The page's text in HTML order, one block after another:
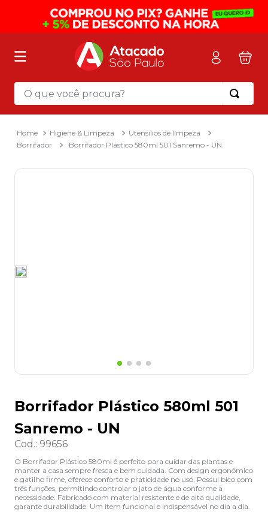
O que você procura?
Higiene & Limpeza
Utensílios de limpeza
Borrifador
Borrifador Plástico 580ml 501 Sanremo - UN
Borrifador Plástico 580ml 501
Sanremo - UN
Cod.: 99656
O Borrifador Plástico 580ml é perfeito para cuidar das plantas e
manter a casa sempre fresca e bem cuidada. Com design ergonômico
e gatilho firme, oferece conforto e praticidade no uso. Possui bico com
três funções, permitindo controlar o jato de água conforme a
necessidade. Fabricado com material resistente e de alta qualidade,
garante durabilidade. Um item funcional e indispensável no dia a dia.
Termos mais buscados
mochila
2 º sacola
3º papel toalha
8